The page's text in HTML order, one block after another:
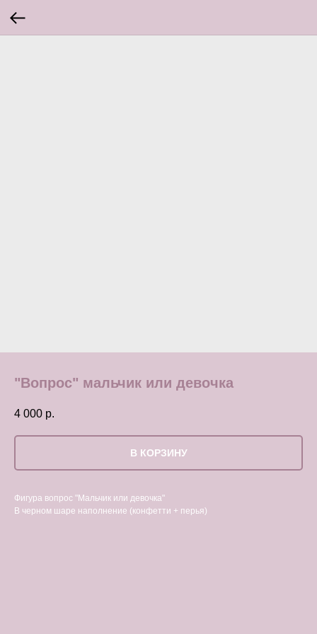
"Вопрос" мальчик или девочка
4 000 р.
В КОРЗИНУ
Фигура вопрос "Мальчик или девочка"
В черном шаре наполнение (конфетти + перья)